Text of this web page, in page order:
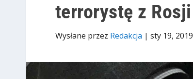
terrorystę z Rosji
Wysłane przez Redakcja | sty 19, 2019